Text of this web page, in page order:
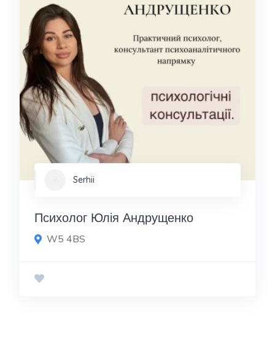
Serhii
Психолог Юлія Андрущенко
W5 4BS